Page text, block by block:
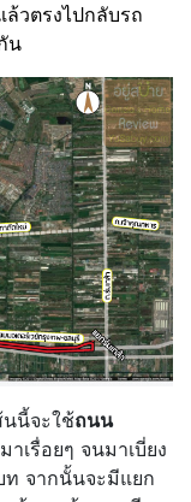
ล้วตรงไปกลับรถ
น
นนี้จะใช้ถนน
าเรื่อยๆ จนมาเบี่ยง
จากนั้นจะมีแยก